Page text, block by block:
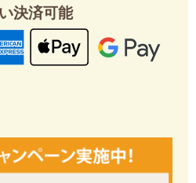
決済可能